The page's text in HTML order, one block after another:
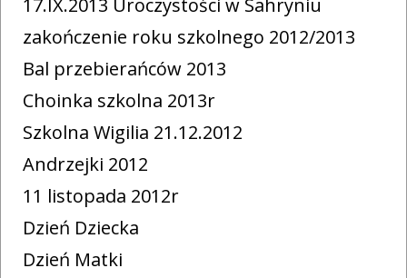
17.IX.2013 Uroczystości w Sahryniu
zakończenie roku szkolnego 2012/2013
Bal przebierańców 2013
Choinka szkolna 2013r
Szkolna Wigilia 21.12.2012
Andrzejki 2012
11 listopada 2012r
Dzień Dziecka
Dzień Matki